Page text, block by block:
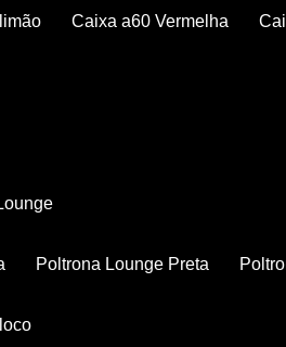
Caixa a60 Vermelha
Lounge
Poltrona Lounge Preta